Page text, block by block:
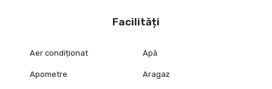
Facilități
Aer condiționat Apă
Apometre Aragaz